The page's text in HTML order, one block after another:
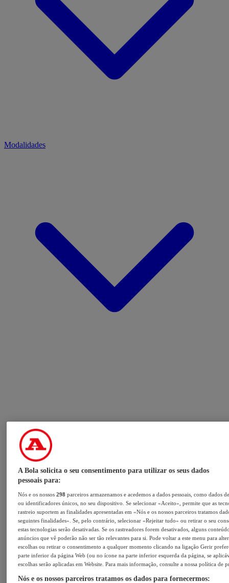
Modalidades
A Bola solicita o seu consentimento para utilizar os seus dados
pessoais para:
Nós e os nossos298 parceiros armazenamos e acedemos a dados pessoais, como dados
ou identificadores únicos, no seu dispositivo. Se selecionar «Aceito», permite que as
rastreio suportem as finalidades apresentadas em «Nós e os nossos parceiros tratamos
seguintes finalidades». Se, pelo contrário, selecionar «Rejeitar tudo» ou retirar o seu
estas tecnologias serão desativadas. Se os rastreadores forem desativados, alguns
anúncios que vê poderão não ser tão relevantes para si. Pode voltar a este menu para
escolhas ou retirar o consentimento a qualquer momento clicando na ligação Gerir
parte inferior da página Web (ou no ícone na parte inferior esquerda da página, se
escolhas serão aplicadas em Website. Para mais informação, consulte a nossa política de
Nós e os nossos parceiros tratamos os dados para fornecermos: